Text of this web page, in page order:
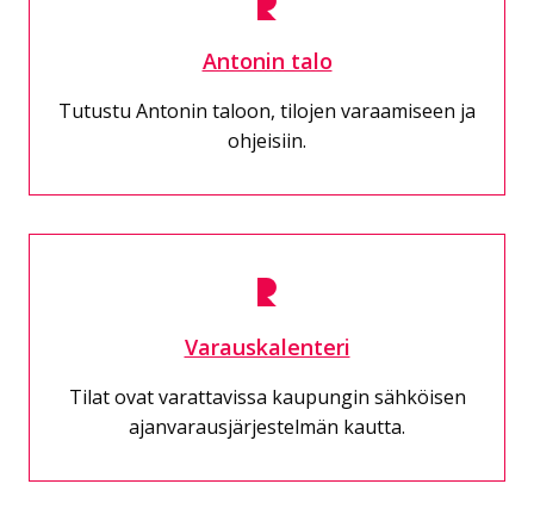
Antonin talo
Tutustu Antonin taloon, tilojen varaamiseen ja
ohjeisiin.
Varauskalenteri
Tilat ovat varattavissa kaupungin sähköisen
ajanvarausjärjestelmän kautta.